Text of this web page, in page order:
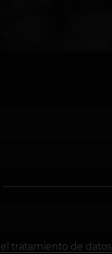
el tratamiento de datos